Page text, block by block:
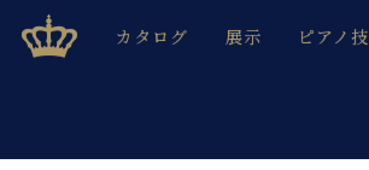
ベヒシュタインジャパン公式サイト
BECHSTEIN JAPAN Official Site
カタログ 展示 ピアノ